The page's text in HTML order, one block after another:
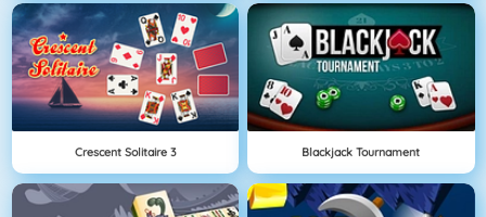
Crescent Solitaire 3 Blackjack Tournament